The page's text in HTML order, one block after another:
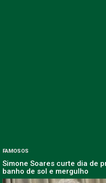
FAMOSOS
Simone Soares curte dia de
banho de sol e mergulho